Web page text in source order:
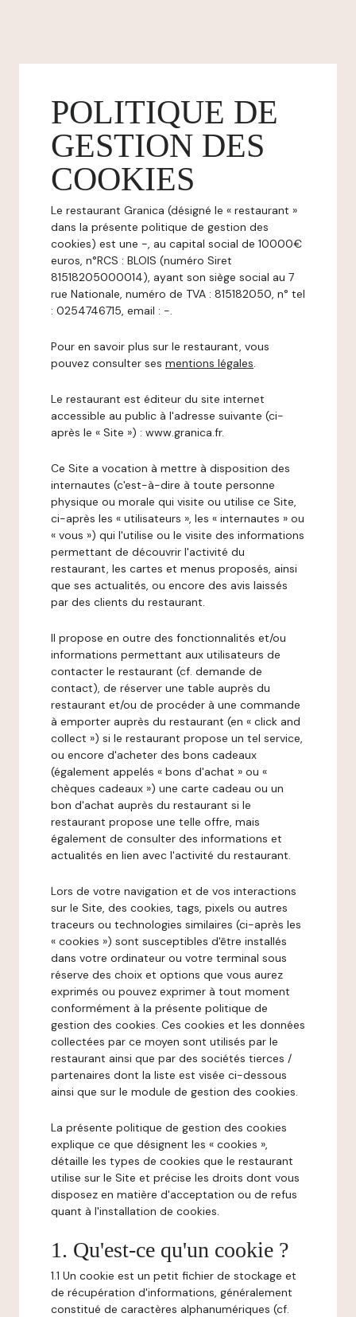
POLITIQUE DE
GESTION DES
COOKIES
Le restaurant Granica (désigné le « restaurant »
dans la présente politique de gestion des
cookies) est une -, au capital social de 10000€
euros, n°RCS : BLOIS (numéro Siret
81518205000014), ayant son siège social au 7
rue Nationale, numéro de TVA : 815182050, n° tel
: 0254746715, email : -.
Pour en savoir plus sur le restaurant, vous
pouvez consulter ses mentions légales.
Le restaurant est éditeur du site internet
accessible au public à l'adresse suivante (ci-
après le « Site ») : www.granica.fr.
Ce Site a vocation à mettre à disposition des
internautes (c'est-à-dire à toute personne
physique ou morale qui visite ou utilise ce Site,
ci-après les « utilisateurs », les « internautes » ou
« vous ») qui l'utilise ou le visite des informations
permettant de découvrir l'activité du
restaurant, les cartes et menus proposés, ainsi
que ses actualités, ou encore des avis laissés
par des clients du restaurant.
Il propose en outre des fonctionnalités et/ou
informations permettant aux utilisateurs de
contacter le restaurant (cf. demande de
contact), de réserver une table auprès du
restaurant et/ou de procéder à une commande
à emporter auprès du restaurant (en « click and
collect ») si le restaurant propose un tel service,
ou encore d'acheter des bons cadeaux
(également appelés « bons d'achat » ou «
chèques cadeaux ») une carte cadeau ou un
bon d'achat auprès du restaurant si le
restaurant propose une telle offre, mais
également de consulter des informations et
actualités en lien avec l'activité du restaurant.
Lors de votre navigation et de vos interactions
sur le Site, des cookies, tags, pixels ou autres
traceurs ou technologies similaires (ci-après les
« cookies ») sont susceptibles d'être installés
dans votre ordinateur ou votre terminal sous
réserve des choix et options que vous aurez
exprimés ou pouvez exprimer à tout moment
conformément à la présente politique de
gestion des cookies. Ces cookies et les données
collectées par ce moyen sont utilisés par le
restaurant ainsi que par des sociétés tierces /
partenaires dont la liste est visée ci-dessous
ainsi que sur le module de gestion des cookies.
La présente politique de gestion des cookies
explique ce que désignent les « cookies »,
détaille les types de cookies que le restaurant
utilise sur le Site et précise les droits dont vous
disposez en matière d'acceptation ou de refus
quant à l'installation de cookies.
1. Qu'est-ce qu'un cookie ?
1.1 Un cookie est un petit fichier de stockage et
de récupération d'informations, généralement
constitué de caractères alphanumériques (cf.